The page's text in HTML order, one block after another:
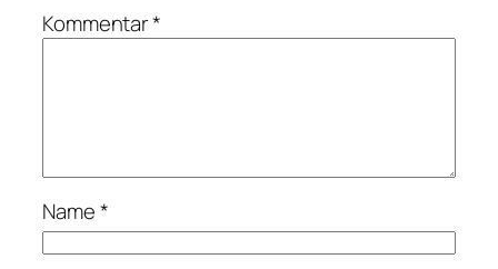
Kommentar*
Name*